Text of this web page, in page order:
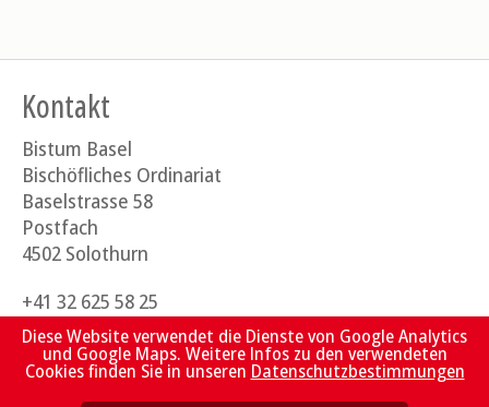
Kontakt
Bistum Basel
Bischöfliches Ordinariat
Baselstrasse 58
Postfach
4502 Solothurn
+41 32 625 58 25
generalvikariat[at]bistum-basel.ch
Diese Website verwendet die Dienste von Google Analytics
und Google Maps. Weitere Infos zu den verwendeten
Cookies finden Sie in unseren Datenschutzbestimmungen